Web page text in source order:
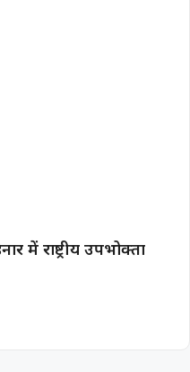
में राष्ट्रीय उपभोक्ता